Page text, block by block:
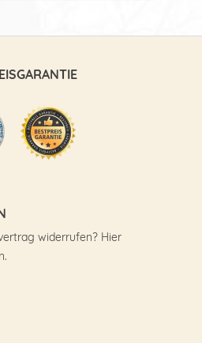
widerrufen? Hier